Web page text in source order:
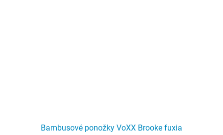
Bambusové ponožky VoXX Brooke fuxia